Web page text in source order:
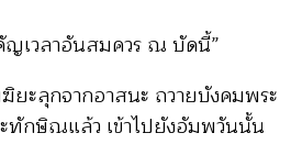
ญเวลาอันสมควร ณ บัดนี้”
ยะลุกจากอาสนะ ถวายบังคมพระ
ทักษิณแล้ว เข้าไปยังอัมพวันนั้น